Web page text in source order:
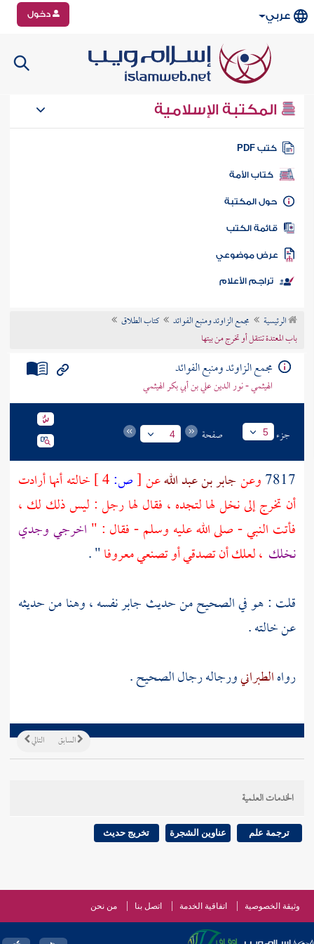
عربي دخول
المكتبة الإسلامية
كتب PDF
كتاب الأمة
المكتبة
الكتب
موضوعي
تراجم الأعلام
الرئيسية مجمع الزاوئد ومنبع الفوائد
كتاب الطلاق
باب المعتدة تنتقل أو تخرج من بيتها
مجمع الزاوئد ومنبع الفوائد
الهيثمي - نور الدين علي بن أبي بكر الهيثمي
جزء 5 صفحة 4
7817وعنجابر بن عبد اللهعن[ص:
خالته أنها أرادت
أن تخرج إلى نخل لها لتجده ، فقال لها رجل : ليس ذلك لك ،
فأتت النبي - صلى الله عليه وسلم - فقال : " اخرجي وجدي
نخلك ، لعلك أن تصدقي أو تصنعي معروفا" .
قلت : هو في الصحيح من حديث جابرنفسه ، وهنا من حديثه
عن خالته .
رواهالطبرانيورجاله رجال الصحيح .
التالي السابق
الخدمات العلمية
ترجمة علم عناوين الشجرة تخريج حديث
وثيقة الخصوصية اتفاقية الخدمة اتصل بنا من نحن